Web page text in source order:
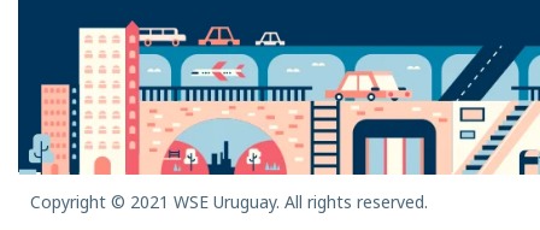
Copyright © 2021 WSE Uruguay. All rights reserved.